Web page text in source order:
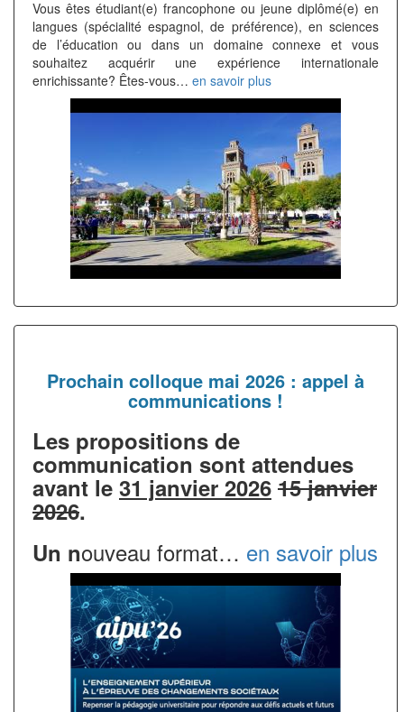
Vous êtes étudiant(e) francophone ou jeune diplômé(e) en
langues (spécialité espagnol, de préférence), en sciences
de l’éducation ou dans un domaine connexe et vous
souhaitez acquérir une expérience internationale
enrichissante? Êtes-vous… en savoir plus
Prochain colloque mai 2026 : appel à
communications !
Les propositions de
communication sont attendues
avant le 31 janvier 2026 15 janvier
2026.
Un nouveau format… en savoir plus